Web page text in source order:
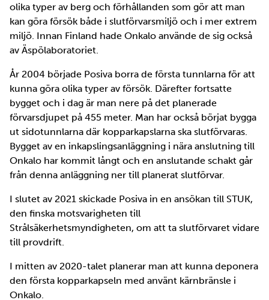
olika typer av berg och förhållanden som gör att man
kan göra försök både i slutförvarsmiljö och i mer extrem
miljö. Innan Finland hade Onkalo använde de sig också
av Äspölaboratoriet.
År 2004 började Posiva borra de första tunnlarna för att
kunna göra olika typer av försök. Därefter fortsatte
bygget och i dag är man nere på det planerade
förvarsdjupet på 455 meter. Man har också börjat bygga
ut sidotunnlarna där kopparkapslarna ska slutförvaras.
Bygget av en inkapslingsanläggning i nära anslutning till
Onkalo har kommit långt och en anslutande schakt går
från denna anläggning ner till planerat slutförvar.
I slutet av 2021 skickade Posiva in en ansökan till STUK,
den finska motsvarigheten till
Strålsäkerhetsmyndigheten, om att ta slutförvaret vidare
till provdrift.
I mitten av 2020-talet planerar man att kunna deponera
den första kopparkapseln med använt kärnbränsle i
Onkalo.